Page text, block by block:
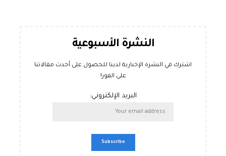
النشرة الأسبوعية
اشترك في النشرة الإخبارية لدينا للحصول على أحدث مقالاتنا
على الفور!
البريد الإلكتروني: